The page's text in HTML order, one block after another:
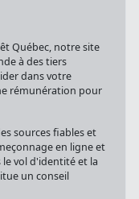
Québec, notre site
à des tiers
dans votre
rémunération pour
sources fiables et
en ligne et
le vol d'identité et la
un conseil